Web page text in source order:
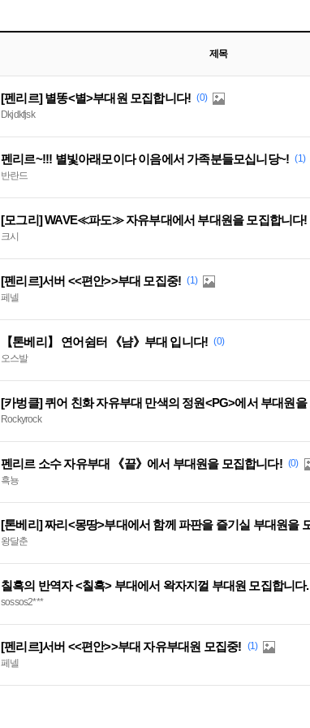
제목
[펜리르] 별똥<별>부대원 모집합니다! (0)
Dkjdkfjsk
펜리르~!!! 별빛아래모이다 이음에서 가족분들모십니당~! (1)
반란드
[모그리] WAVE≪파도≫ 자유부대에서 부대원을 모집합니다!
크시
[펜리르]서버 <<편안>>부대 모집중! (1)
페넬
【톤베리】 연어쉼터 《냠》부대 입니다! (0)
오스발
Rockyrock
펜리르 소수 자유부대 《끝》에서 부대원을 모집합니다! (0)
흑뇽
왕달춘
칠흑의 반역자 <칠흑> 부대에서 왁자지껄 부대원 모집합니다.
sossos2***
[펜리르]서버 <<편안>>부대 자유부대원 모집중! (1)
페넬